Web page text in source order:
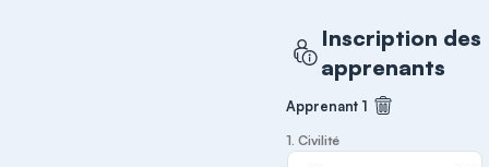
Inscription des
apprenants
Apprenant 1 Supprimer
1. Civilité